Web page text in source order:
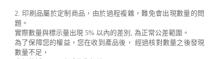
2. 印刷品屬於定制商品，由於過程複雜，難免會出現數量的問
題。
實際數量與標示量出現 5% 以內的差別, 為正常公差範圍。
為了保障您的權益，您在收到產品後， 經過核對數量之後發現
數量不足，